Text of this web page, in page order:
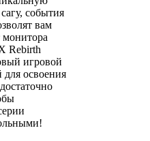
события
вам
монитора
Rebirth
игровой
освоения